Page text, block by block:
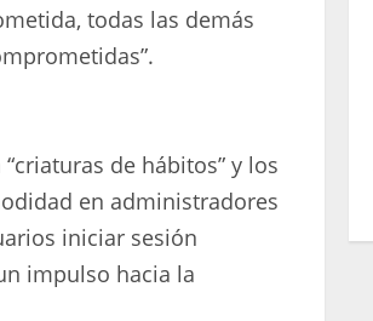
todas las demás
de hábitos” y los
en administradores
iniciar sesión
impulso hacia la